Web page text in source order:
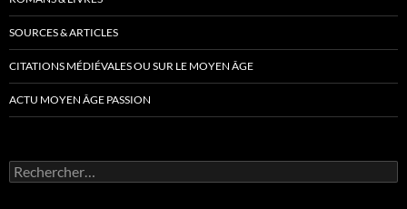
SOURCES & ARTICLES
CITATIONS MÉDIÉVALES OU SUR LE MOYEN ÂGE
ACTU MOYEN ÂGE PASSION
Rechercher :